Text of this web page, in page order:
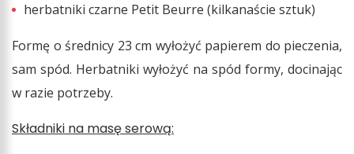
herbatniki czarne Petit Beurre (kilkanaście sztuk)
Formę o średnicy 23 cm wyłożyć papierem do pieczenia,
sam spód. Herbatniki wyłożyć na spód formy, docinając
w razie potrzeby.
Składniki na masę serową: